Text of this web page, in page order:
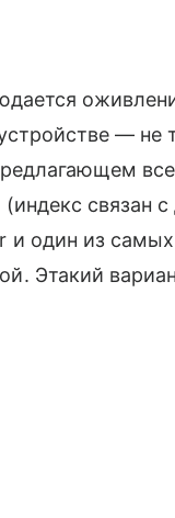
— не
связан с
один из
Этакий